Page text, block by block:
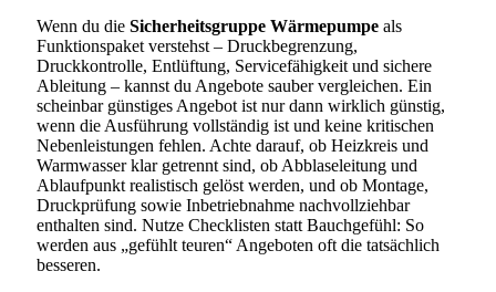
Wenn du die Sicherheitsgruppe Wärmepumpe als
Funktionspaket verstehst – Druckbegrenzung,
Druckkontrolle, Entlüftung, Servicefähigkeit und sichere
Ableitung – kannst du Angebote sauber vergleichen. Ein
scheinbar günstiges Angebot ist nur dann wirklich günstig,
wenn die Ausführung vollständig ist und keine kritischen
Nebenleistungen fehlen. Achte darauf, ob Heizkreis und
Warmwasser klar getrennt sind, ob Abblaseleitung und
Ablaufpunkt realistisch gelöst werden, und ob Montage,
Druckprüfung sowie Inbetriebnahme nachvollziehbar
enthalten sind. Nutze Checklisten statt Bauchgefühl: So
werden aus „gefühlt teuren“ Angeboten oft die tatsächlich
besseren.